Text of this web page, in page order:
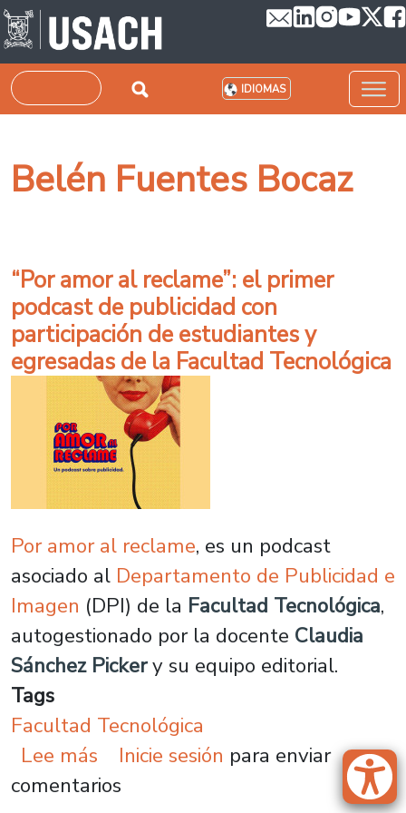
Pasar al contenido principal
Buscar IDIOMAS
Belén Fuentes Bocaz
“Por amor al reclame”: el primer
podcast de publicidad con
participación de estudiantes y
egresadas de la Facultad Tecnológica
Por amor al reclame, es un podcast
asociado al Departamento de Publicidad e
Imagen (DPI) de la Facultad Tecnológica,
autogestionado por la docente Claudia
Sánchez Pickery su equipo editorial.
Tags
Facultad Tecnológica
Lee más sobre “Por amor al reclame”:
Inicie sesión para enviar
comentarios